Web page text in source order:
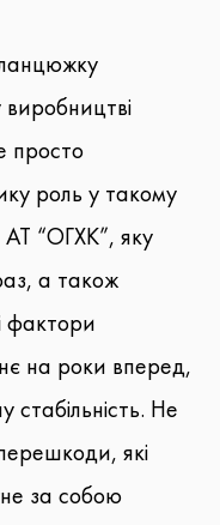
просто
роль у такому
“ОГХК”, яку
а також
фактори
на роки вперед,
стабільність. Не
які
за собою